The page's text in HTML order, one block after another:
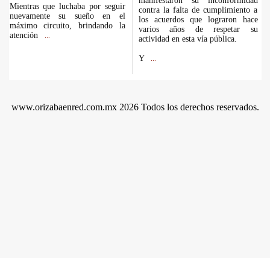
Mientras que luchaba por seguir
nuevamente su sueño en el
máximo circuito, brindando la
atención
contra la falta de cumplimiento a
los acuerdos que lograron hace
varios años de respetar su
actividad en esta vía pública.
Y
www.orizabaenred.com.mx 2026 Todos los derechos reservados.